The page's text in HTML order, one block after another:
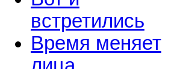
встретились
Время меняет